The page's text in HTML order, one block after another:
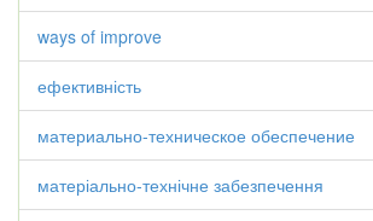
ways of improve
ефективність
материально-техническое обеспечение
матеріально-технічне забезпечення